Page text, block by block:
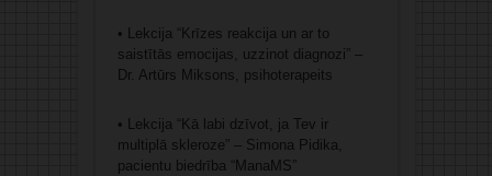
• Lekcija “Krīzes reakcija un ar to
saistītās emocijas, uzzinot diagnozi” –
Dr. Artūrs Miksons, psihoterapeits
• Lekcija “Kā labi dzīvot, ja Tev ir
multiplā skleroze” – Simona Pidika,
pacientu biedrība “ManaMS”